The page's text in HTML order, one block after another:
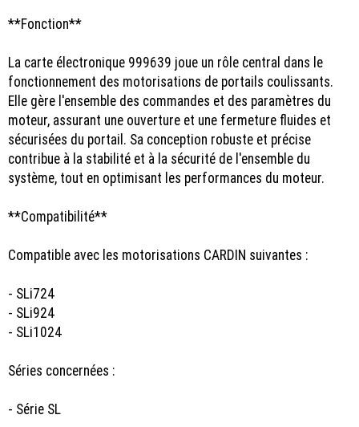
**Fonction**
La carte électronique 999639 joue un rôle central dans le
fonctionnement des motorisations de portails coulissants.
Elle gère l'ensemble des commandes et des paramètres du
moteur, assurant une ouverture et une fermeture fluides et
sécurisées du portail. Sa conception robuste et précise
contribue à la stabilité et à la sécurité de l'ensemble du
système, tout en optimisant les performances du moteur.
**Compatibilité**
Compatible avec les motorisations CARDIN suivantes :
- SLi724
- SLi924
- SLi1024
Séries concernées :
- Série SL